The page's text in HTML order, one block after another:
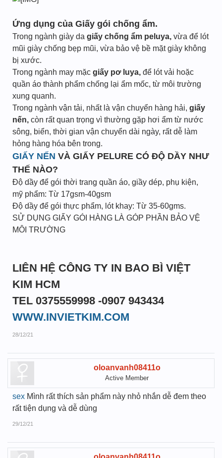
Ứng dụng của Giấy gói chống ẩm.
Trong ngành giày da giấy chống ẩm peluya, vừa để lót
mũi giày chống bẹp mũi, vừa bảo vệ bề mặt giày không
bị xước.
Trong ngành may mặc giấy pơ luya, để lót vải hoặc
quần áo thành phẩm chống lại ẩm mốc, từ môi trường
xung quanh.
Trong ngành vận tải, nhất là vận chuyển hàng hải, giấy
nến, còn rất quan trọng vì thường gặp hơi ẩm từ nước
sông, biển, thời gian vận chuyển dài ngày, rất dễ làm
hỏng hàng hóa bên trong.
GIẤY NẾN VÀ GIẤY PELURE CÓ ĐỘ DẦY NHƯ
THẾ NÀO?
Độ dầy để gói thời trang quần áo, giầy dép, phụ kiện,
mỹ phẩm: Từ 17gsm-40gsm
Độ dầy để gói thực phẩm, lót khay: Từ 35-60gms.
SỬ DỤNG GIẤY GÓI HÀNG LÀ GÓP PHẦN BẢO VỆ
MÔI TRƯỜNG
LIÊN HỆ CÔNG TY IN BAO BÌ VIỆT
KIM HCM
TEL 0375559998 -0907 943434
WWW.INVIETKIM.COM
28/12/21
oloanvanh08411o
Active Member
sex Mình rất thích sản phẩm này nhỏ nhắn dễ đem theo
rất tiện dụng và dễ dùng
29/12/21